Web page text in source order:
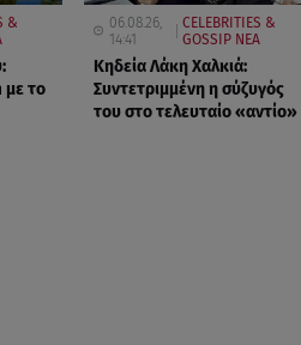
&
το
06.08.26,
14:41
CELEBRITIES &
GOSSIP ΝΕΑ
Κηδεία Λάκη Χαλκιά:
Συντετριμμένη η σύζυγός
του στο τελευταίο «αντίο»